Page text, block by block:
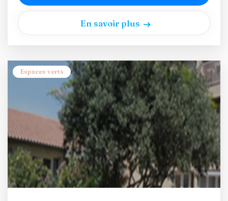
En savoir plus
Espaces verts